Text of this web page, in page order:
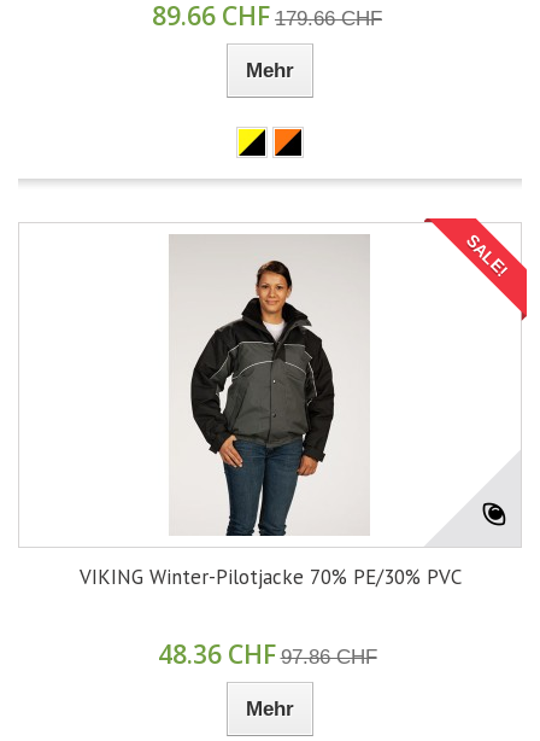
89.66 CHF 179.66 CHF
Mehr
SALE!
VIKING Winter-Pilotjacke 70% PE/30% PVC
48.36 CHF 97.86 CHF
Mehr